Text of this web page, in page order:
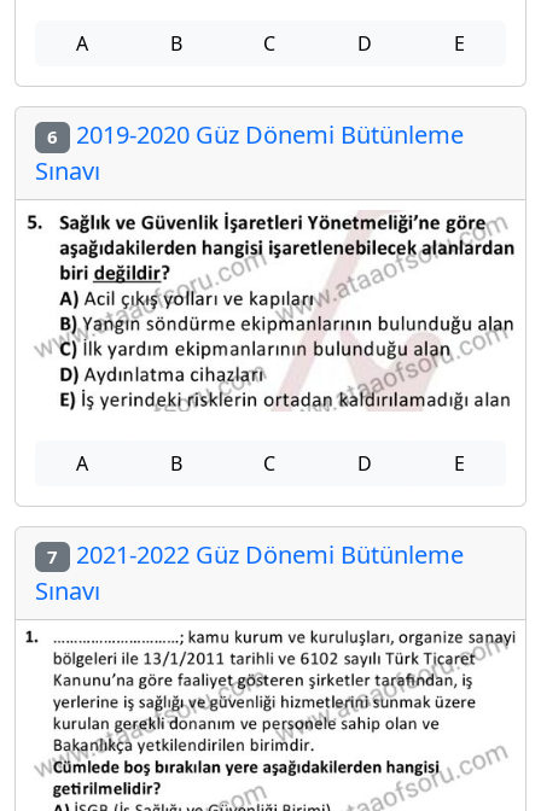
A B C D E
6 2019-2020 Güz Dönemi Bütünleme
Sınavı
A B C D E
7 2021-2022 Güz Dönemi Bütünleme
Sınavı